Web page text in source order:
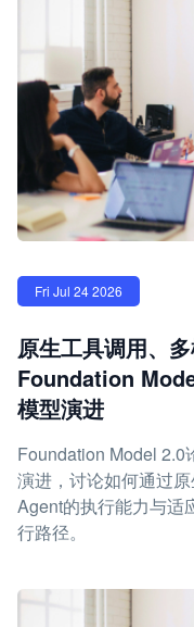
Fri Jul 24 2026
原生工具调用、
Foundation
模型演进
Foundation Model 2.0
演进，讨论如何通过
Agent的执行能力与适
行路径。